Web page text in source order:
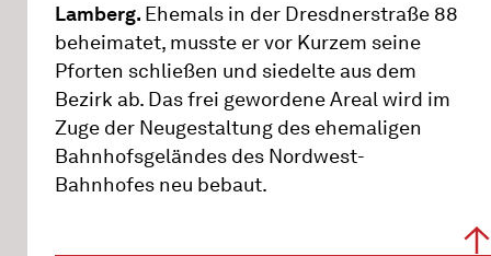
Lamberg. Ehemals in der Dresdnerstraße 88
beheimatet, musste er vor Kurzem seine
Pforten schließen und siedelte aus dem
Bezirk ab. Das frei gewordene Areal wird im
Zuge der Neugestaltung des ehemaligen
Bahnhofsgeländes des Nordwest-
Bahnhofes neu bebaut.